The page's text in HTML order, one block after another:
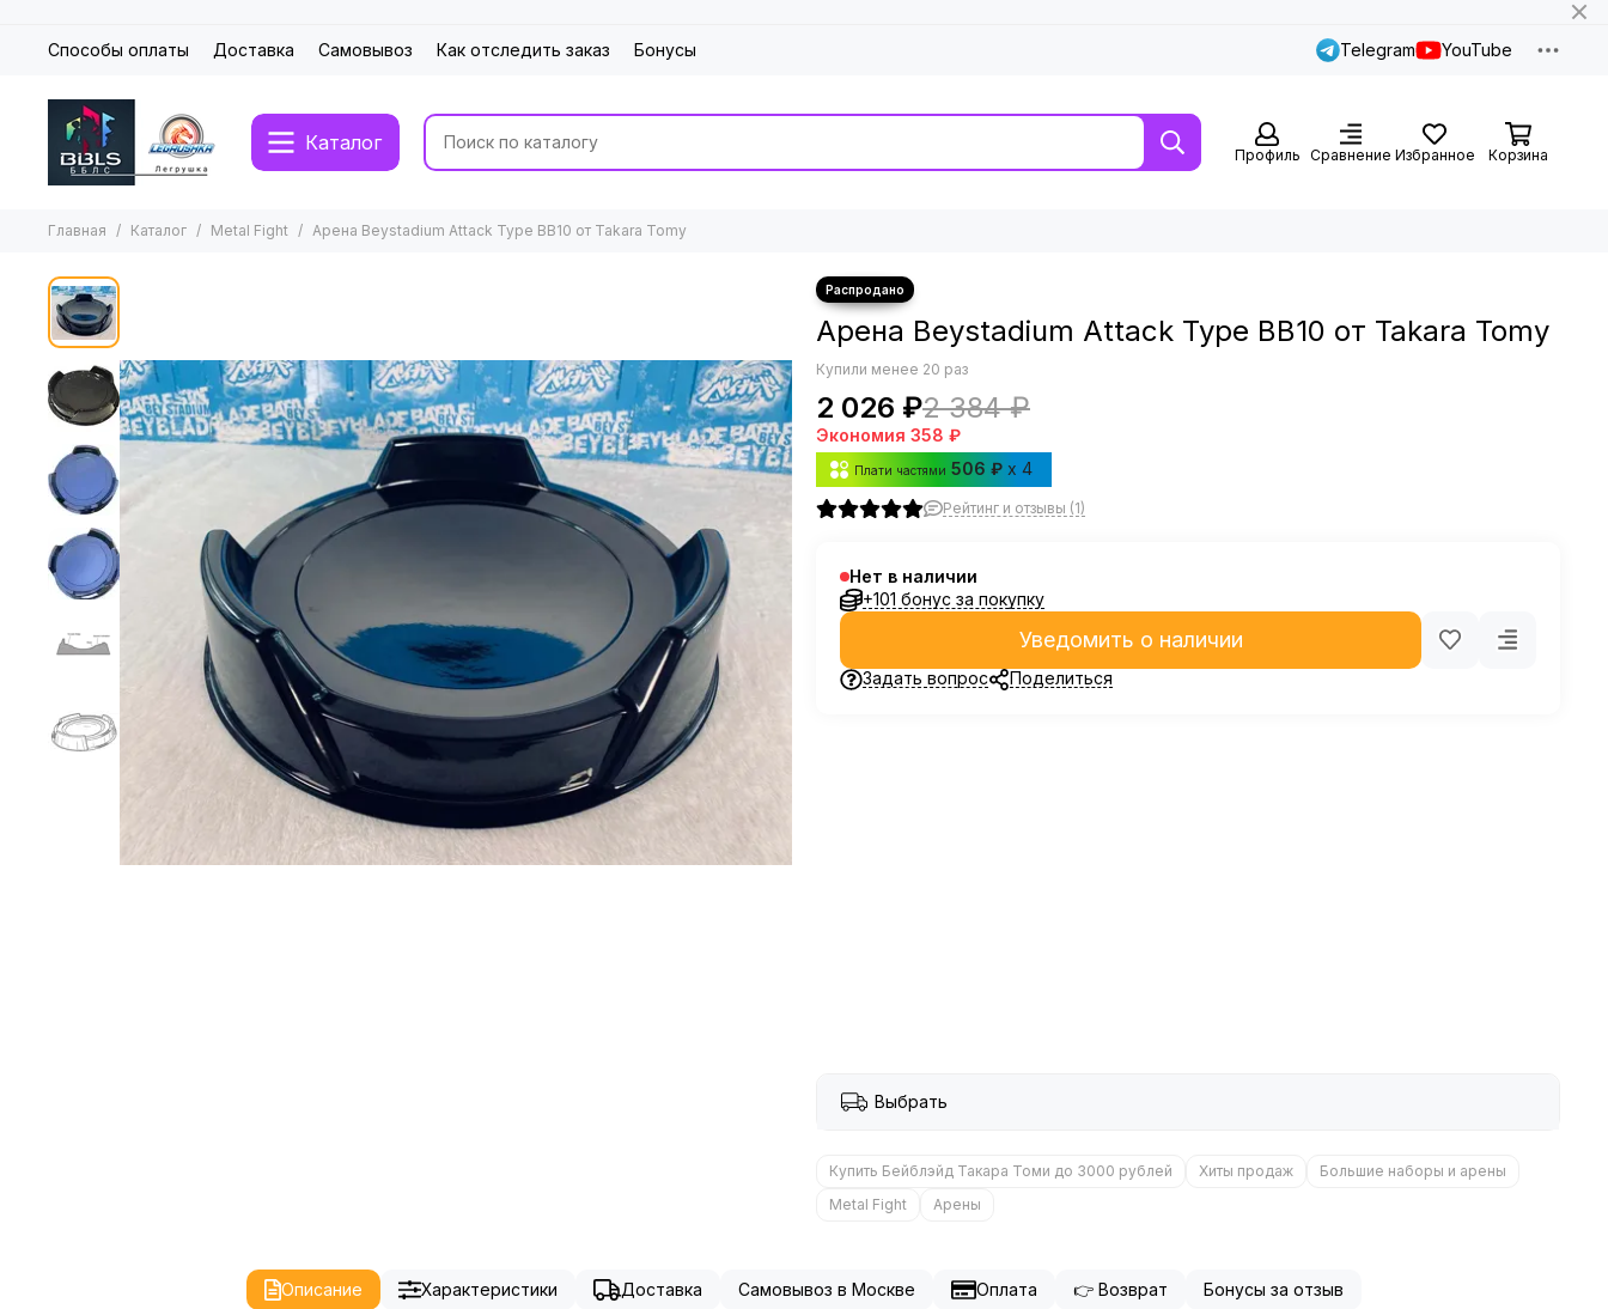
Способы оплаты Доставка Самовывоз Как отследить заказ Бонусы Telegram YouTube
Каталог
Профиль Сравнение Избранное Корзина
Главная Каталог Metal Fight Арена Beystadium Attack Type BB10 от Takara Tomy
Арена Beystadium Attack Type BB10 от Takara Tomy
Купили менее 20 раз
2 026 ₽2 384 ₽
Экономия 358 ₽
Плати частями 506 ₽ x 4
Рейтинг и отзывы (1)
Нет в наличии
+101 бонус за покупку
Уведомить о наличии
Задать вопрос Поделиться
Выбрать
Купить Бейблэйд Такара Томи до 3000 рублей Хиты продаж
Большие наборы и арены
Metal Fight
Арены
Описание Характеристики Доставка Самовывоз в Москве Оплата 👉 Возврат Бонусы за отзыв